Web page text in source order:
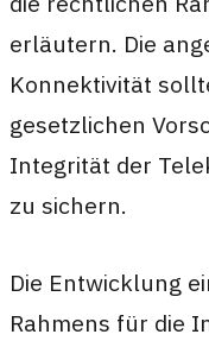
erläutern. Die
Konnektivität
gesetzlichen
Integrität der
zu sichern.
Die Entwicklung
Rahmens für die